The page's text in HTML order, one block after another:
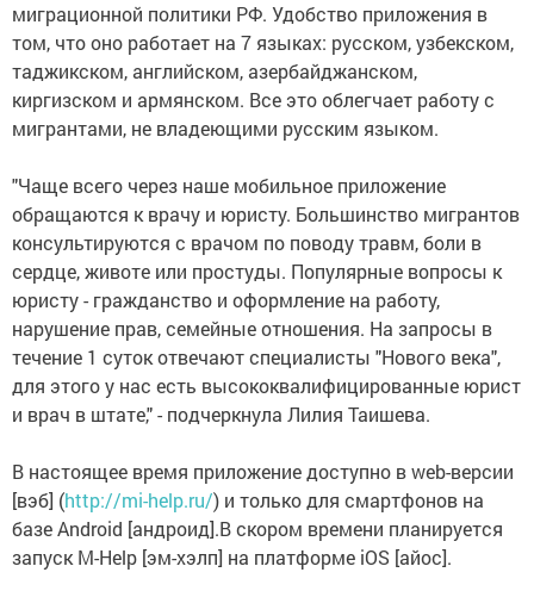
миграционной политики РФ. Удобство приложения в
том, что оно работает на 7 языках: русском, узбекском,
таджикском, английском, азербайджанском,
киргизском и армянском. Все это облегчает работу с
мигрантами, не владеющими русским языком.
"Чаще всего через наше мобильное приложение
обращаются к врачу и юристу. Большинство мигрантов
консультируются с врачом по поводу травм, боли в
сердце, животе или простуды. Популярные вопросы к
юристу - гражданство и оформление на работу,
нарушение прав, семейные отношения. На запросы в
течение 1 суток отвечают специалисты "Нового века",
для этого у нас есть высококвалифицированные юрист
и врач в штате," - подчеркнула Лилия Таишева.
В настоящее время приложение доступно в web-версии
[вэб] (http://mi-help.ru/) и только для смартфонов на
базе Android [андроид].В скором времени планируется
запуск M-Help [эм-хэлп] на платформе iOS [айос].